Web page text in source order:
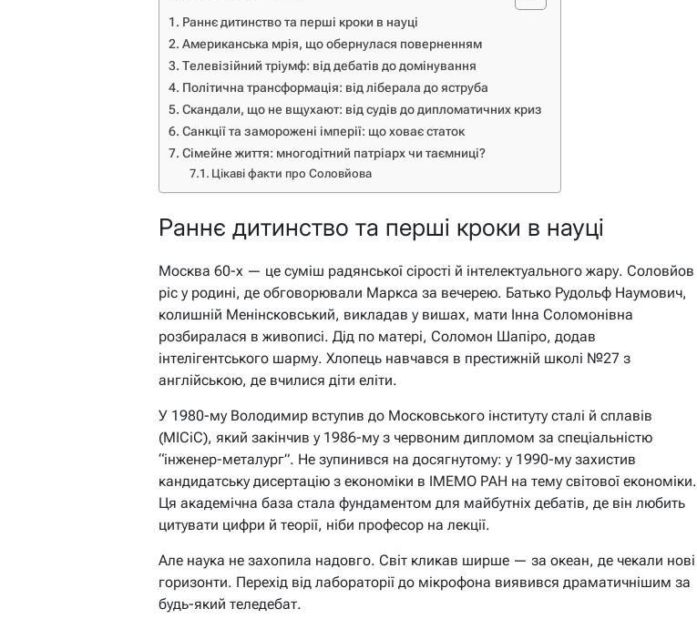
Раннє дитинство та перші кроки в науці
Американська мрія, що обернулася поверненням
Телевізійний тріумф: від дебатів до домінування
Політична трансформація: від ліберала до яструба
Скандали, що не вщухают: від судів до дипломатичних криз
Санкції та заморожені імперії: що ховає статок
Сімейне життя: многодітний патріарх чи таємниці?
Цікаві факти про Соловйова
Раннє дитинство та перші кроки в науці
Москва 60-х — це суміш радянської сірості й інтелектуального жару. Соловйов
ріс у родині, де обговорювали Маркса за вечерею. Батько Рудольф Наумович,
колишній Менінсковський, викладав у вишах, мати Інна Соломонівна
розбиралася в живописі. Дід по матері, Соломон Шапіро, додав
інтелігентського шарму. Хлопець навчався в престижній школі №27 з
англійською, де вчилися діти еліти.
У 1980-му Володимир вступив до Московського інституту сталі й сплавів
(МІСіС), який закінчив у 1986-му з червоним дипломом за спеціальністю
“інженер-металург”. Не зупинився на досягнутому: у 1990-му захистив
кандидатську дисертацію з економіки в ІМЕМО РАН на тему світової економіки.
Ця академічна база стала фундаментом для майбутніх дебатів, де він любить
цитувати цифри й теорії, ніби професор на лекції.
Але наука не захопила надовго. Світ кликав ширше — за океан, де чекали нові
горизонти. Перехід від лабораторії до мікрофона виявився драматичнішим за
будь-який теледебат.